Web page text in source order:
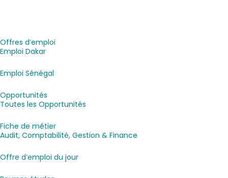
Offres d’emploi
Emploi Dakar
Emploi Sénégal
Opportunités
Toutes les Opportunités
Fiche de métier
Audit, Comptabilité, Gestion & Finance
Offre d’emploi du jour